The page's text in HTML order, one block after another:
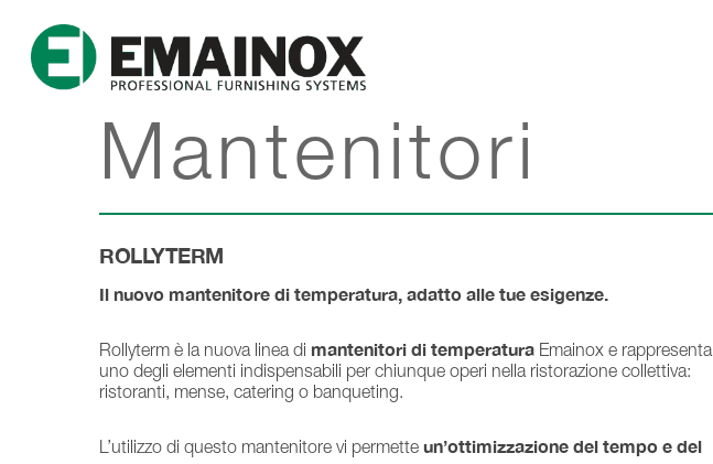
Mantenitori
ROLLYTERM
Il nuovo mantenitore di temperatura, adatto alle tue esigenze.
Rollyterm è la nuova linea di mantenitori di temperatura Emainox e rappresenta
uno degli elementi indispensabili per chiunque operi nella ristorazione collettiva:
ristoranti, mense, catering o banqueting.
L’utilizzo di questo mantenitore vi permette un’ottimizzazione del tempo e del